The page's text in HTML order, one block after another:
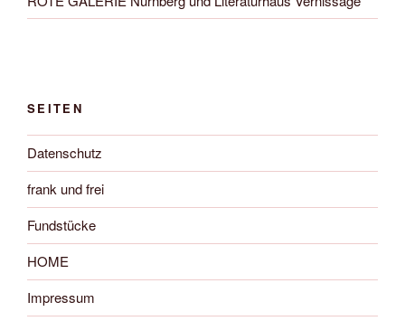
SEITEN
Datenschutz
frank und frei
Fundstücke
HOME
Impressum